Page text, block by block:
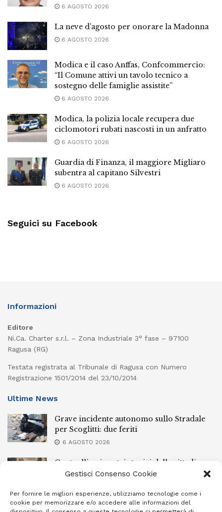
Gestisci Consenso Cookie
Per fornire le migliori esperienze, utilizziamo tecnologie come i
cookie per memorizzare e/o accedere alle informazioni del
6 AGOSTO 2026
La neve d’agosto per onorare la Madonna
6 AGOSTO 2026
Modica e il caso Anffas, Confcommercio:
“Il Comune attivi un tavolo tecnico a
sostegno delle famiglie assistite”
6 AGOSTO 2026
Modica, la polizia locale recupera due
ciclomotori rubati nascosti in un anfratto
6 AGOSTO 2026
Guardia di Finanza, il maggiore Migliaro
subentra al capitano Silvestri
6 AGOSTO 2026
Seguici su Facebook
Informazioni
Editore
Ni.Ca. Charter s.r.l. – Zona Industriale 3° fase – 97100
Ragusa (RG)
Testata registrata al Tribunale di Ragusa con Numero
Registrazione 1501/2014 del 23/10/2014
Ultime News
Grave incidente autonomo sullo Stradale
per Scoglitti: due feriti
6 AGOSTO 2026
Controlli nei centri storici delle cittadine
della provincia iblea, 23 stranieri espulsi
Ragusa piange la scomparsa di Giuseppe